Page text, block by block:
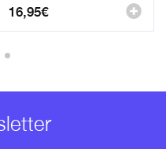
16,95€